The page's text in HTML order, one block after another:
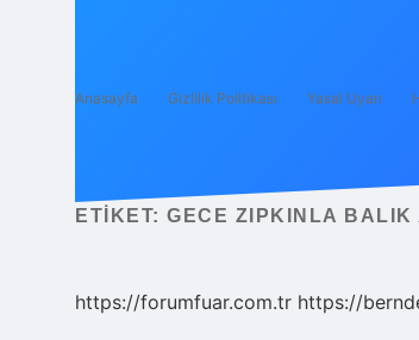
Anasayfa Gizlilik Politikası Yasal Uyarı
ETIKET: GECE ZIPKINLA BALIK
https://forumfuar.com.tr https://